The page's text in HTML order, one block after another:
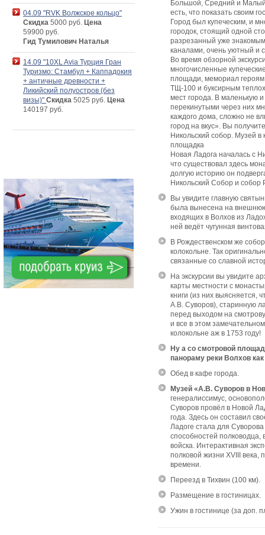
Большой, Средний и Малый
есть, что показать своим
Город был купеческим, и
городок, стоящий одной
разрезанный уже
каналами, очень уютный и
Во время обзорной
многочисленные
площади, мемориал
ТЩ-100 и буксирным
мест города. В маленькую
перекинутыми через них
каждого дома, сложно не
город на вкус». Вы
Никольский собор. Музей
площадка
Новая Ладога началась с
что существовал здесь
долгую историю он
Никольский Собор и
Вы увидите главную
была вынесена на
входящих в Волхов из
ней ведёт чугунная
В Рождественском же
колокольне. Так
связанные со славной
На экскурсии вы увидите
карты местности с
книги (из них выясняется,
А.В. Суворов), старинную
перед выходом на
и все в этом
колокольне аж в 1753 году!
Ну а со смотровой
панораму реки Волхов
Обед в кафе города.
Музей «А.В. Суворов в
генералиссимус,
Суворов провёл в Новой
года. Здесь он составил
Ладоге стала для
способностей полководца,
войска. Интерактивная
полковой жизни XVIII века,
времени.
Переезд в Тихвин (100 км).
Размещение в гостиницах.
Ужин в гостинице (за доп.
04.09 "RVK Волжское кольцо"
Скидка 5000 руб. Цена
59900 руб.
Гид Тумилович Наталья
14.09 "10XL Avia Турция Гран
Туризмо: Стамбул + Каппадокия
+ античные древности +
Ликийский полуостров (без
визы)" Скидка 5025 руб. Цена
140197 руб.